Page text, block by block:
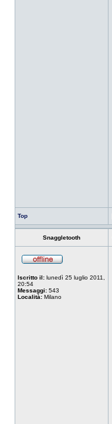
Top
Snaggletooth
Iscritto il: lunedì 25 luglio 2011,
20:54
Messaggi: 543
Località: Milano